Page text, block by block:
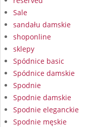
Sale
sandału damskie
shoponline
sklepy
Spódnice basic
Spódnice damskie
Spodnie
Spodnie damskie
Spodnie eleganckie
Spodnie męskie